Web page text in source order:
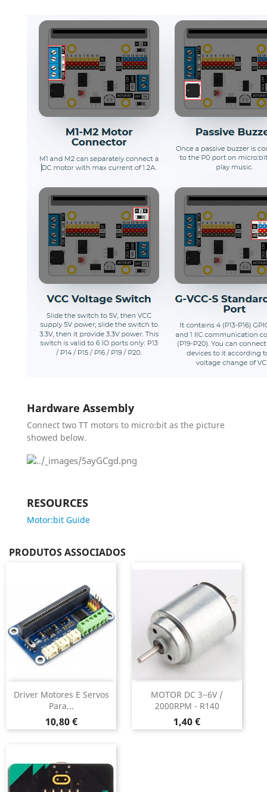
Hardware Assembly
Connect two TT motors to micro:bit as the picture
showed below.
RESOURCES
Motor:bit Guide
PRODUTOS ASSOCIADOS
Driver Motores E Servos
Para...
Preço
10,80 €
MOTOR DC 3~6V /
2000RPM - R140
Preço
1,40 €